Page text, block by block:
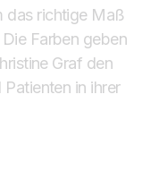
das richtige Maß
Farben geben
Graf den
in ihrer